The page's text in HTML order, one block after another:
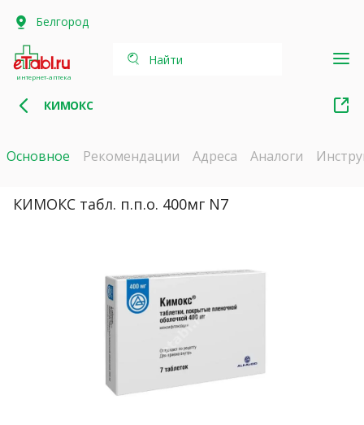
Белгород
интернет-аптека
Найти
КИМОКС
Основное Рекомендации Адреса Аналоги
КИМОКС табл. п.п.о. 400мг N7